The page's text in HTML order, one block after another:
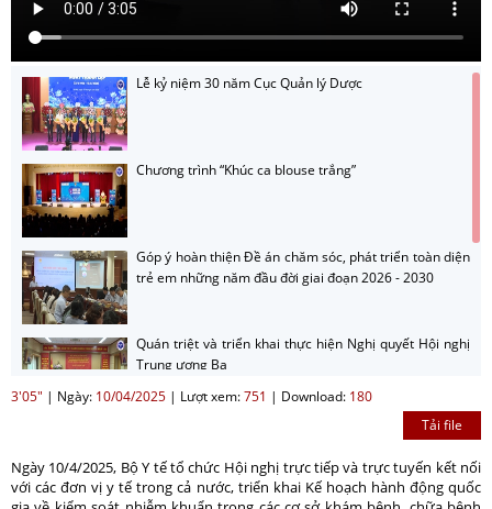
Lễ kỷ niệm 30 năm Cục Quản lý Dược
Chương trình “Khúc ca blouse trắng”
Góp ý hoàn thiện Đề án chăm sóc, phát triển toàn diện
trẻ em những năm đầu đời giai đoạn 2026 - 2030
Quán triệt và triển khai thực hiện Nghị quyết Hội nghị
Trung ương Ba
Hướng dẫn nộp sản phẩm cuộc thi sản phẩm phát
phòng bệnh năm 2026
3'05" | Ngày: 10/04/2025 | Lượt xem:751 | Download: 180
Tải file
Ngày 10/4/2025, Bộ Y tế tổ chức Hội nghị trực tiếp và trực tuyến kết nối
với các đơn vị y tế trong cả nước, triển khai Kế hoạch hành động quốc